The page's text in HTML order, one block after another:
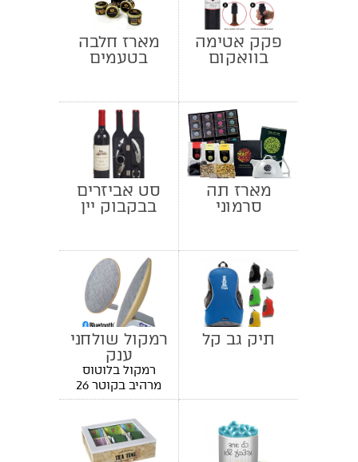
פקק אטימה
בוואקום
מארז חלבה
בטעמים
מארז תה
סרמוני
סט אביזרים
בבקבוק יין
תיק גב קל
רמקול שולחני
ענק
רמקול בלוטוס
מרהיב בקוטר 26
ס"מ